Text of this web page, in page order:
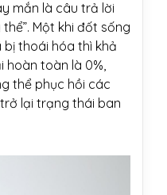
mắn là câu trả lời
Một khi đốt sống
thoái hóa thì khả
hoàn toàn là 0%,
thể phục hồi các
lại trạng thái ban